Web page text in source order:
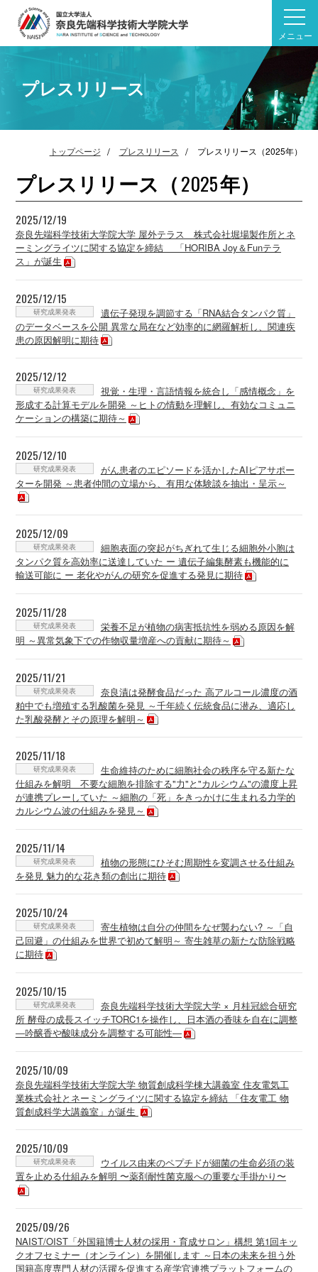
メニュー
プレスリリース
トップページ プレスリリース プレスリリース（2025年）
プレスリリース（2025年）
2025/12/19
奈良先端科学技術大学院大学 屋外テラス 株式会社堀場製作所とネ
ーミングライツに関する協定を締結 「HORIBA Joy＆Funテラ
ス」が誕生
2025/12/15
研究成果発表
遺伝子発現を調節する「RNA結合タンパク質」
のデータベースを公開 異常な局在など効率的に網羅解析し、関連疾
患の原因解明に期待
2025/12/12
研究成果発表
視覚・生理・言語情報を統合し「感情概念」を
形成する計算モデルを開発 ～ヒトの情動を理解し、有効なコミュニ
ケーションの構築に期待～
2025/12/10
研究成果発表
がん患者のエピソードを活かしたAIピアサポー
ターを開発 ～患者仲間の立場から、有用な体験談を抽出・呈示～
2025/12/09
研究成果発表
細胞表面の突起がちぎれて生じる細胞外小胞は
タンパク質を高効率に送達していた ー 遺伝子編集酵素も機能的に
輸送可能に ー 老化やがんの研究を促進する発見に期待
2025/11/28
研究成果発表
栄養不足が植物の病害抵抗性を弱める原因を解
明 ～異常気象下での作物収量増産への貢献に期待～
2025/11/21
研究成果発表
奈良漬は発酵食品だった 高アルコール濃度の酒
粕中でも増殖する乳酸菌を発見 ～千年続く伝統食品に潜み、適応し
た乳酸発酵とその原理を解明～
2025/11/18
研究成果発表
生命維持のために細胞社会の秩序を守る新たな
仕組みを解明 不要な細胞を排除する"力"と"カルシウム"の濃度上昇
が連携プレーしていた ～細胞の「死」をきっかけに生まれる力学的
カルシウム波の仕組みを発見～
2025/11/14
研究成果発表
植物の形態にひそむ周期性を変調させる仕組み
を発見 魅力的な花き類の創出に期待
2025/10/24
研究成果発表
寄生植物は自分の仲間をなぜ襲わない? ～「自
己回避」の仕組みを世界で初めて解明～ 寄生雑草の新たな防除戦略
に期待
2025/10/15
研究成果発表
奈良先端科学技術大学院大学 × 月桂冠総合研究
所 酵母の成長スイッチTORC1を操作し、日本酒の香味を自在に調整
―吟醸香や酸味成分を調整する可能性―
2025/10/09
奈良先端科学技術大学院大学 物質創成科学棟大講義室 住友電気工
業株式会社とネーミングライツに関する協定を締結 「住友電工 物
質創成科学大講義室」が誕生
2025/10/09
研究成果発表
ウイルス由来のペプチドが細菌の生命必須の装
置を止める仕組みを解明 〜薬剤耐性菌克服への重要な手掛かり〜
2025/09/26
NAIST/OIST「外国籍博士人材の採用・育成サロン」構想 第1回キッ
クオフセミナー（オンライン）を開催します ～日本の未来を担う外
国籍高度専門人材の活躍を促進する産学官連携プラットフォームの